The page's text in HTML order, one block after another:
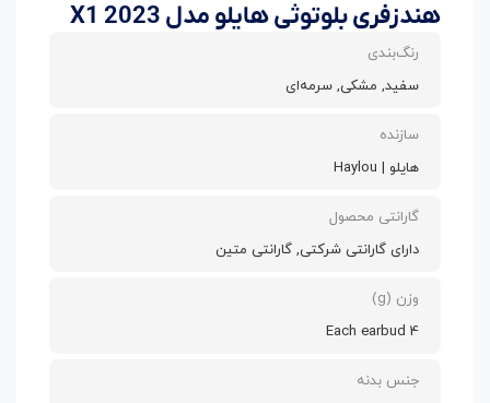
هندزفری بلوتوثی هایلو مدل X1 2023
رنگ‌بندی
سفید, مشکی, سرمه‌ای
سازنده
هایلو | Haylou
گارانتی محصول
دارای گارانتی شرکتی, گارانتی متین
وزن (g)
4 Each earbud
جنس بدنه